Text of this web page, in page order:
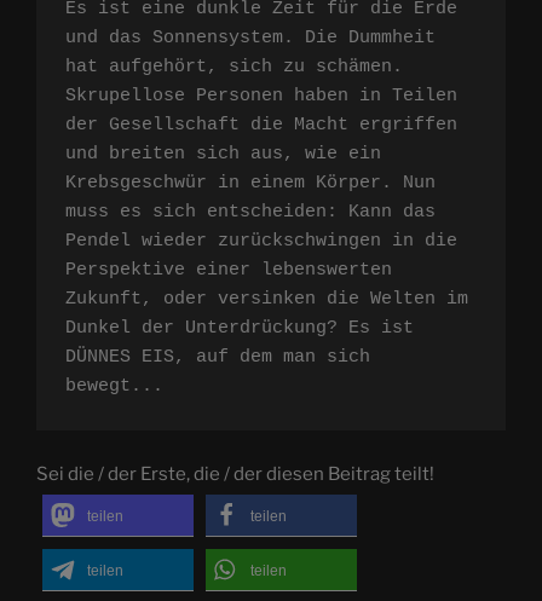
Es ist eine dunkle Zeit für die Erde
und das Sonnensystem. Die Dummheit
hat aufgehört, sich zu schämen.
Skrupellose Personen haben in Teilen
der Gesellschaft die Macht ergriffen
und breiten sich aus, wie ein
Krebsgeschwür in einem Körper. Nun
muss es sich entscheiden: Kann das
Pendel wieder zurückschwingen in die
Perspektive einer lebenswerten
Zukunft, oder versinken die Welten im
Dunkel der Unterdrückung? Es ist
DÜNNES EIS, auf dem man sich
bewegt...
Sei die / der Erste, die / der diesen Beitrag teilt!
teilen teilen
teilen teilen